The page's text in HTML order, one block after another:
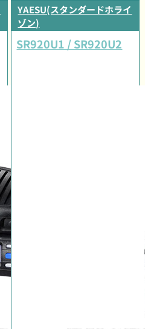
YAESU(スタンダードホライ
ゾン)
SR920U1 / SR920U2